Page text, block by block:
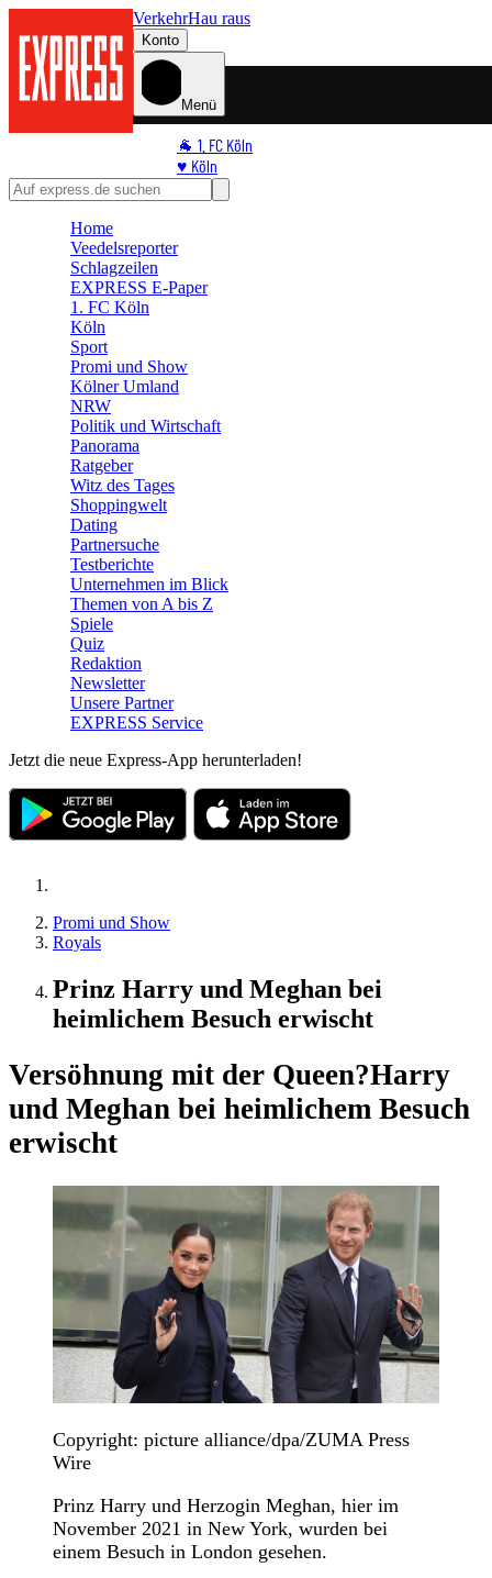
VerkehrHau raus
Konto
Menü
🐐 1. FC Köln
♥️ Köln
⭐ Promi
🛒 Shoppingwelt
Home
Veedelsreporter
Schlagzeilen
EXPRESS E-Paper
1. FC Köln
Köln
Sport
Promi und Show
Kölner Umland
NRW
Politik und Wirtschaft
Panorama
Ratgeber
Witz des Tages
Shoppingwelt
Dating
Partnersuche
Testberichte
Unternehmen im Blick
Themen von A bis Z
Spiele
Quiz
Redaktion
Newsletter
Unsere Partner
EXPRESS Service
Jetzt die neue Express-App herunterladen!
Promi und Show
Royals
Prinz Harry und Meghan bei
heimlichem Besuch erwischt
Versöhnung mit der Queen?Harry
und Meghan bei heimlichem Besuch
erwischt
Copyright: picture alliance/dpa/ZUMA Press
Wire
Prinz Harry und Herzogin Meghan, hier im
November 2021 in New York, wurden bei
einem Besuch in London gesehen.